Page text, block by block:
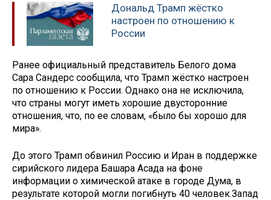
Дональд Трамп жёстко
настроен по отношению к
России
Ранее официальный представитель Белого дома
Сара Сандерс сообщила, что Трамп жёстко настроен
по отношению к России. Однако она не исключила,
что страны могут иметь хорошие двусторонние
отношения, что, по ее словам, «было бы хорошо для
мира».
До этого Трамп обвинил Россию и Иран в поддержке
сирийского лидера Башара Асада на фоне
информации о химической атаке в городе Дума, в
результате которой могли погибнуть 40 человек.Запад